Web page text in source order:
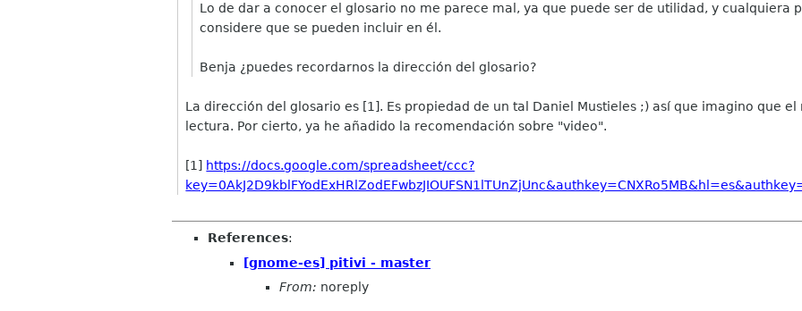
Lo de dar a conocer el glosario no me parece mal, ya que puede ser de utilidad, y cualquiera
considere que se pueden incluir en él.
Benja ¿puedes recordarnos la dirección del glosario?
La dirección del glosario es [1]. Es propiedad de un tal Daniel Mustieles ;) así que imagino que
lectura. Por cierto, ya he añadido la recomendación sobre "video".
[1] https://docs.google.com/spreadsheet/ccc?
References:
[gnome-es] pitivi - master
From: noreply